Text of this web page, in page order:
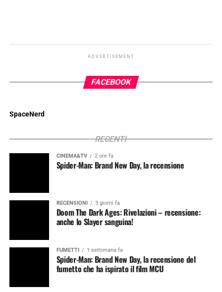
ADVERTISEMENT
FACEBOOK
SpaceNerd
RECENTI
CINEMA&TV 2 ore fa
Spider-Man: Brand New Day, la recensione
RECENSIONI 3 giorni fa
Doom The Dark Ages: Rivelazioni – recensione:
anche lo Slayer sanguina!
FUMETTI 1 settimana fa
Spider-Man: Brand New Day, la recensione del
fumetto che ha ispirato il film MCU